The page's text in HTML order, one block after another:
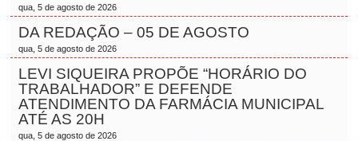
qua, 5 de agosto de 2026
DA REDAÇÃO – 05 DE AGOSTO
qua, 5 de agosto de 2026
LEVI SIQUEIRA PROPÕE “HORÁRIO DO
TRABALHADOR” E DEFENDE
ATENDIMENTO DA FARMÁCIA MUNICIPAL
ATÉ AS 20H
qua, 5 de agosto de 2026